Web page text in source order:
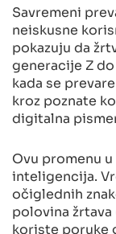
Savremeni
neiskusne
pokazuju da
generacije Z
kada se
kroz poznate
digitalna
Ovu promenu
inteligencija.
očiglednih
polovina
koriste poruke